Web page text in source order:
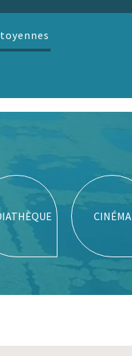
CINÉMA